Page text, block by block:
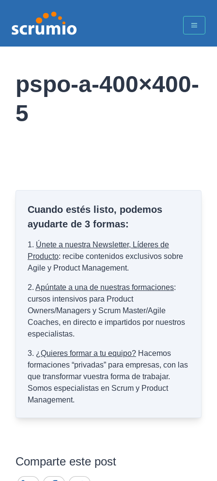
pspo-a-400×400-
5
Cuando estés listo, podemos
ayudarte de 3 formas:
1. Únete a nuestra Newsletter, Líderes de
Producto: recibe contenidos exclusivos sobre
Agile y Product Management.
2. Apúntate a una de nuestras formaciones:
cursos intensivos para Product
Owners/Managers y Scrum Master/Agile
Coaches, en directo e impartidos por nuestros
especialistas.
3. ¿Quieres formar a tu equipo? Hacemos
formaciones “privadas” para empresas, con las
que transformar vuestra forma de trabajar.
Somos especialistas en Scrum y Product
Management.
Comparte este post